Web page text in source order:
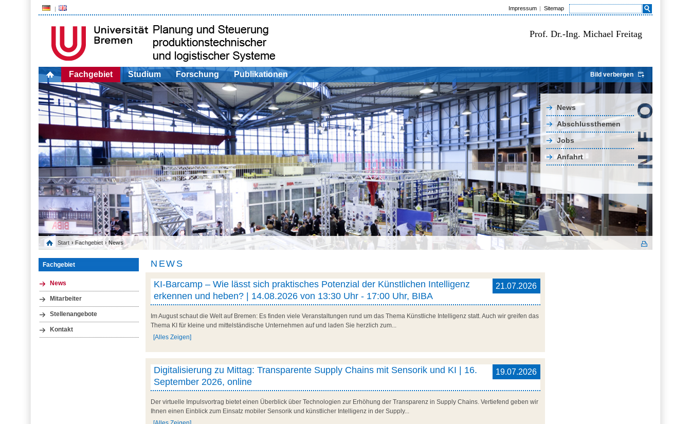
Impressum Sitemap
Prof. Dr.-Ing. Michael Freitag
Fachgebiet Studium Forschung Publikationen Bild verbergen
News
Abschlussthemen
Jobs
Anfahrt
Start › Fachgebiet › News
Fachgebiet
News
Mitarbeiter
Stellenangebote
Kontakt
NEWS
21.07.2026
KI-Barcamp – Wie lässt sich praktisches Potenzial der Künstlichen Intelligenz
erkennen und heben? | 14.08.2026 von 13:30 Uhr - 17:00 Uhr, BIBA
Im August schaut die Welt auf Bremen: Es finden viele Veranstaltungen rund um das Thema Künstliche Intelligenz statt. Auch wir greifen das
Thema KI für kleine und mittelständische Unternehmen auf und laden Sie herzlich zum...
[Alles Zeigen]
19.07.2026
Digitalisierung zu Mittag: Transparente Supply Chains mit Sensorik und KI | 16.
September 2026, online
Der virtuelle Impulsvortrag bietet einen Überblick über Technologien zur Erhöhung der Transparenz in Supply Chains. Vertiefend geben wir
Ihnen einen Einblick zum Einsatz mobiler Sensorik und künstlicher Intelligenz in der Supply...